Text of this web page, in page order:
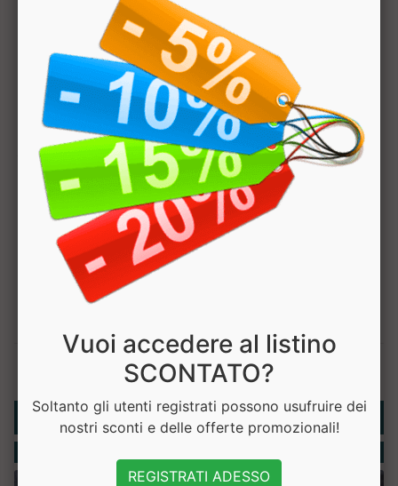
Hai bisogno di aiuto? Chatta con noi
Rubriche
Vuoi accedere al listino
SCONTATO?
Soltanto gli utenti registrati possono usufruire dei
nostri sconti e delle offerte promozionali!
REGISTRATI ADESSO